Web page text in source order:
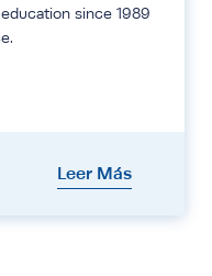
since 1989
Leer Más